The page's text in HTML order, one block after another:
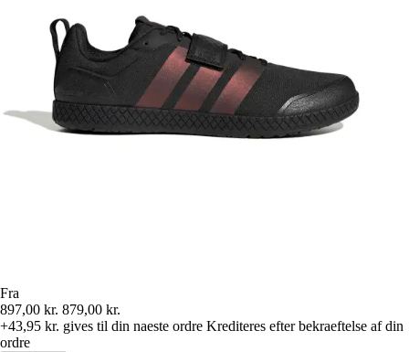
Fra
897,00 kr. 879,00 kr.
+43,95 kr. gives til din naeste ordre Krediteres efter bekraeftelse af din
ordre